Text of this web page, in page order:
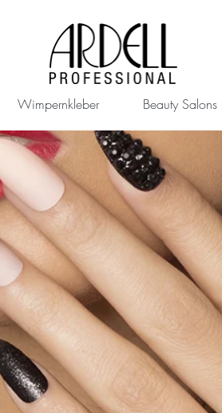
Wimpernkleber Beauty Salons